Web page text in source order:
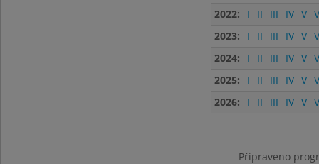
2022:
I II III IV V
2023:
I II III IV V
2024:
I II III IV V
2025:
I II III IV V
2026:
I II III IV V
Připraveno